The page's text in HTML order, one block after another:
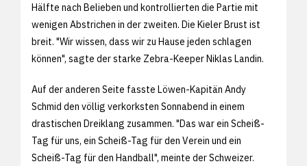
Hälfte nach Belieben und kontrollierten die Partie mit
wenigen Abstrichen in der zweiten. Die Kieler Brust ist
breit. "Wir wissen, dass wir zu Hause jeden schlagen
können", sagte der starke Zebra-Keeper Niklas Landin.
Auf der anderen Seite fasste Löwen-Kapitän Andy
Schmid den völlig verkorksten Sonnabend in einem
drastischen Dreiklang zusammen. "Das war ein Scheiß-
Tag für uns, ein Scheiß-Tag für den Verein und ein
Scheiß-Tag für den Handball", meinte der Schweizer.